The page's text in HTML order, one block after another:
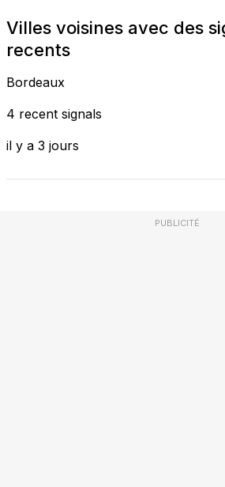
Villes voisines avec des
recents
Bordeaux
4 recent signals
il y a 3 jours
PUBLICITÉ